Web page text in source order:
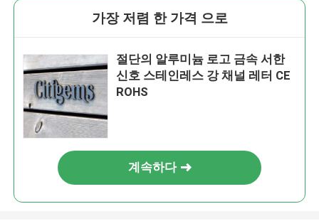
가장 저렴 한 가격 으로
절단의 알루미늄 로고 금속 서한
신호 스테인레스 강 채널 레터 CE
ROHS
계속하다